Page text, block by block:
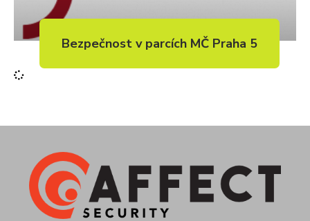
Bezpečnost v parcích MČ Praha 5